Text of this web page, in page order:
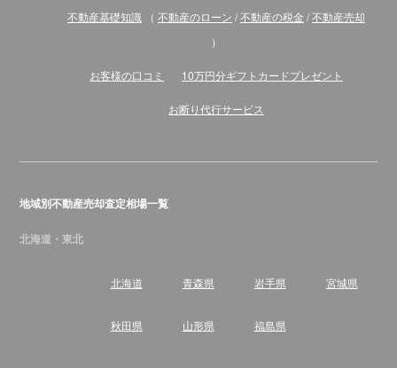
不動産基礎知識 （ 不動産のローン /不動産の税金 /不動産売却
）
お客様の口コミ 10万円分ギフトカードプレゼント
お断り代行サービス
地域別不動産売却査定相場一覧
北海道・東北
北海道 青森県 岩手県 宮城県
秋田県 山形県 福島県